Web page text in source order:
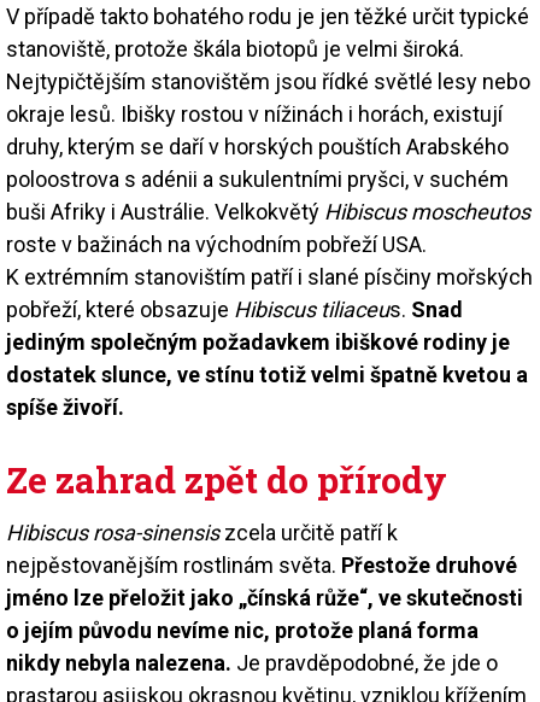
V případě takto bohatého rodu je jen těžké určit typické
stanoviště, protože škála biotopů je velmi široká.
Nejtypičtějším stanovištěm jsou řídké světlé lesy nebo
okraje lesů. Ibišky rostou v nížinách i horách, existují
druhy, kterým se daří v horských pouštích Arabského
poloostrova s adénii a sukulentními pryšci, v suchém
buši Afriky i Austrálie. Velkokvětý Hibiscus moscheutos
roste v bažinách na východním pobřeží USA.
K extrémním stanovištím patří i slané písčiny mořských
pobřeží, které obsazuje Hibiscus tiliaceus. Snad
jediným společným požadavkem ibiškové rodiny je
dostatek slunce, ve stínu totiž velmi špatně kvetou a
spíše živoří.
Ze zahrad zpět do přírody
Hibiscus rosa-sinensiszcela určitě patří k
nejpěstovanějším rostlinám světa. Přestože druhové
jméno lze přeložit jako „čínská růže“, ve skutečnosti
o jejím původu nevíme nic, protože planá forma
nikdy nebyla nalezena. Je pravděpodobné, že jde o
prastarou asijskou okrasnou květinu, vzniklou křížením